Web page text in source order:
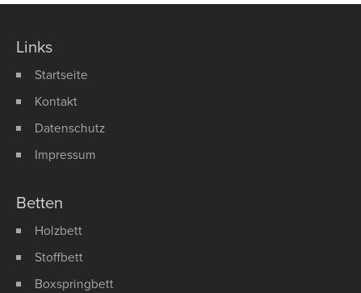
Links
Startseite
Kontakt
Datenschutz
Impressum
Betten
Holzbett
Stoffbett
Boxspringbett